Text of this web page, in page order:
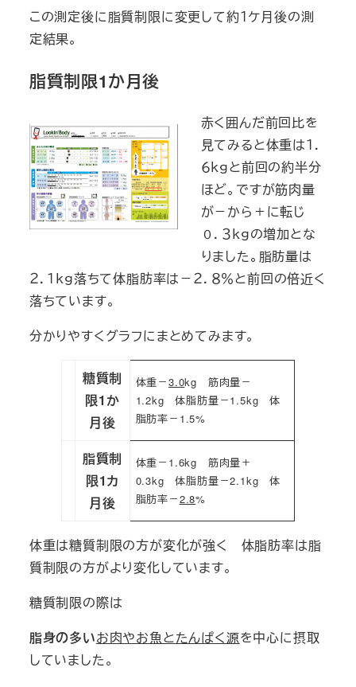
この測定後に脂質制限に変更して約１ケ月後の測
定結果。
脂質制限1か月後
赤く囲んだ前回比を
見てみると体重は１．
６ｋｇと前回の約半分
ほど。ですが筋肉量
が－から＋に転じ
０．３ｋｇの増加とな
りました。脂肪量は
２．１ｋｇ落ちて体脂肪率は－２．８％と前回の倍近く
落ちています。
分かりやすくグラフにまとめてみます。
糖質制
限1か
月後
体重－3.0kg 筋肉量－
1.2kg 体脂肪量－1.5kg 体
脂肪率－1.5%
脂質制
限1カ
月後
体重－1.6kg 筋肉量＋
0.3kg 体脂肪量－2.1kg 体
脂肪率－2.8%
体重は糖質制限の方が変化が強く 体脂肪率は脂
質制限の方がより変化しています。
糖質制限の際は
脂身の多いお肉やお魚とたんぱく源を中心に摂取
していました。